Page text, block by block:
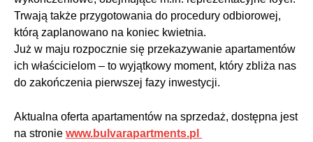
Trwają także przygotowania do procedury odbiorowej,
którą zaplanowano na koniec kwietnia.
Już w maju rozpocznie się przekazywanie apartamentów
ich właścicielom – to wyjątkowy moment, który zbliża nas
do zakończenia pierwszej fazy inwestycji.
Aktualna oferta apartamentów na sprzedaż, dostępna jest
na stronie www.bulvarapartments.pl